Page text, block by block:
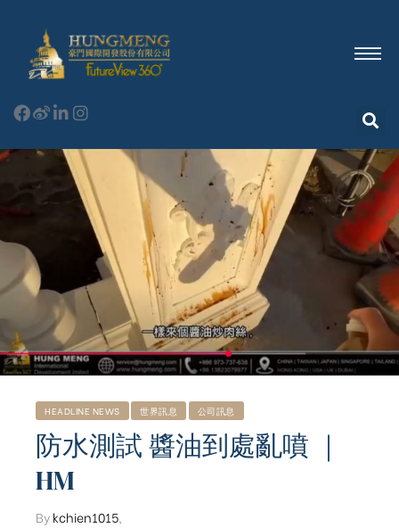
HEADLINE NEWS 世界訊息 公司訊息
防水測試 醬油到處亂噴 ｜
HM
Bykchien1015,